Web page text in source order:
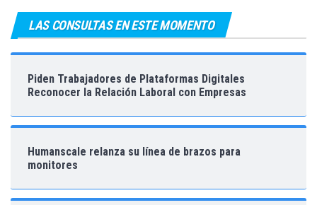
LAS CONSULTAS EN ESTE MOMENTO
Piden Trabajadores de Plataformas Digitales
Reconocer la Relación Laboral con Empresas
Humanscale relanza su línea de brazos para
monitores